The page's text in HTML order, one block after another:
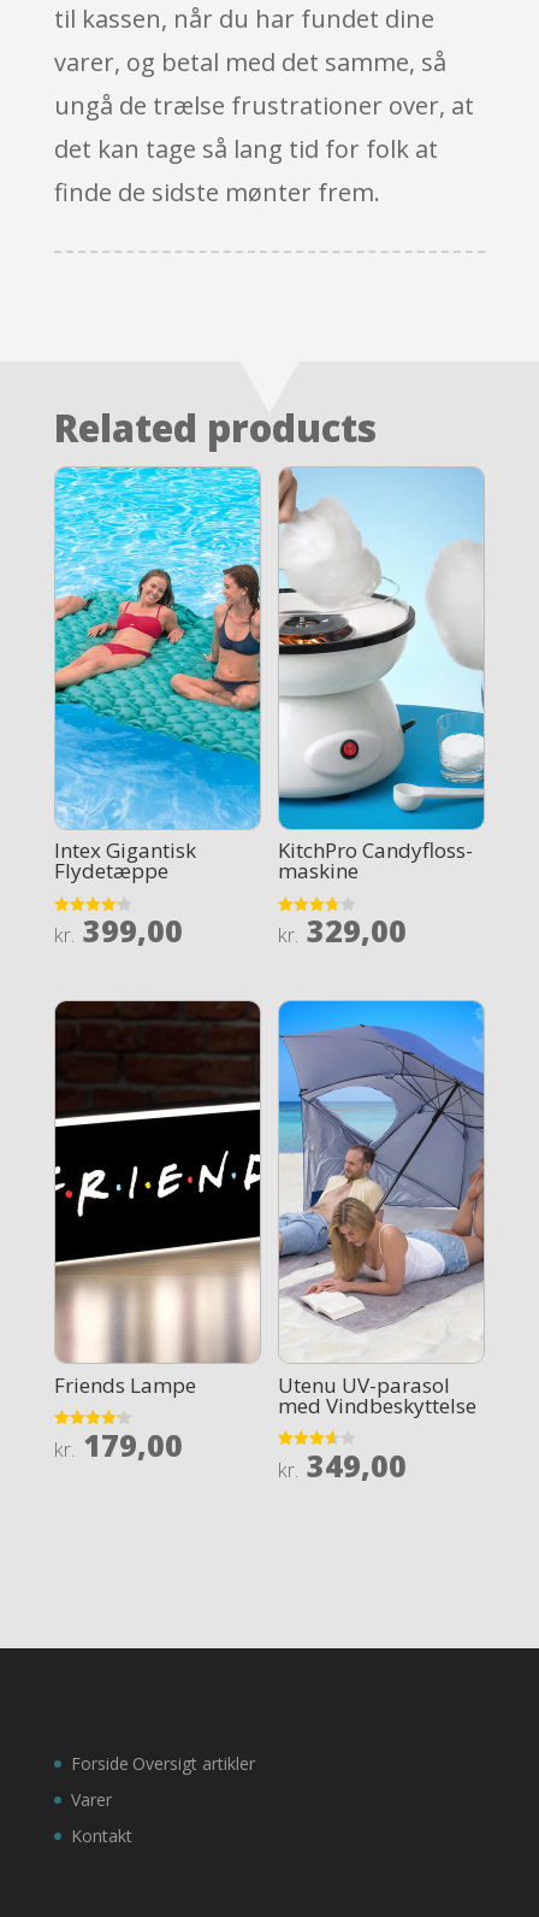
til kassen, når du har fundet dine
varer, og betal med det samme, så
ungå de trælse frustrationer over, at
det kan tage så lang tid for folk at
finde de sidste mønter frem.
Related products
Intex Gigantisk
Flydetæppe
Rated
4.2
kr. 399,00
KitchPro Candyfloss-
maskine
Rated
3.7
kr. 329,00
Friends Lampe
Rated
4.2
kr. 179,00
Utenu UV-parasol
med Vindbeskyttelse
Rated
3.6
kr. 349,00
Forside
Varer
Kontakt
Oversigt artikler